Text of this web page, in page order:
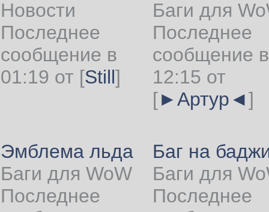
Новости
Последнее
сообщение в
01:19 от [Still]
Баги для
Последнее
сообщение в
12:15 от
[►Артур◄]
Эмблема льда
Баги для WoW
Последнее
Баг на
Баги для
Последнее